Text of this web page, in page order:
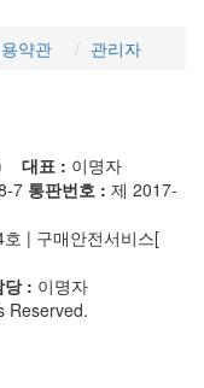
약관 관리자
대표 : 이명자
7 통판번호 : 제 2017-
| 구매안전서비스[
당 : 이명자
Reserved.